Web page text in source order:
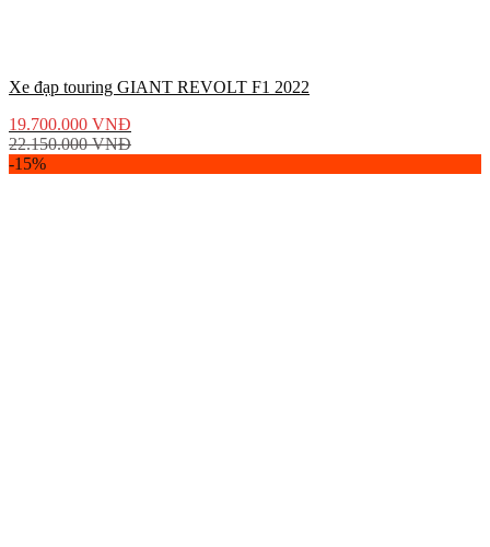
Xe đạp touring GIANT REVOLT F1 2022
19.700.000 VNĐ
22.150.000VNĐ
-15%